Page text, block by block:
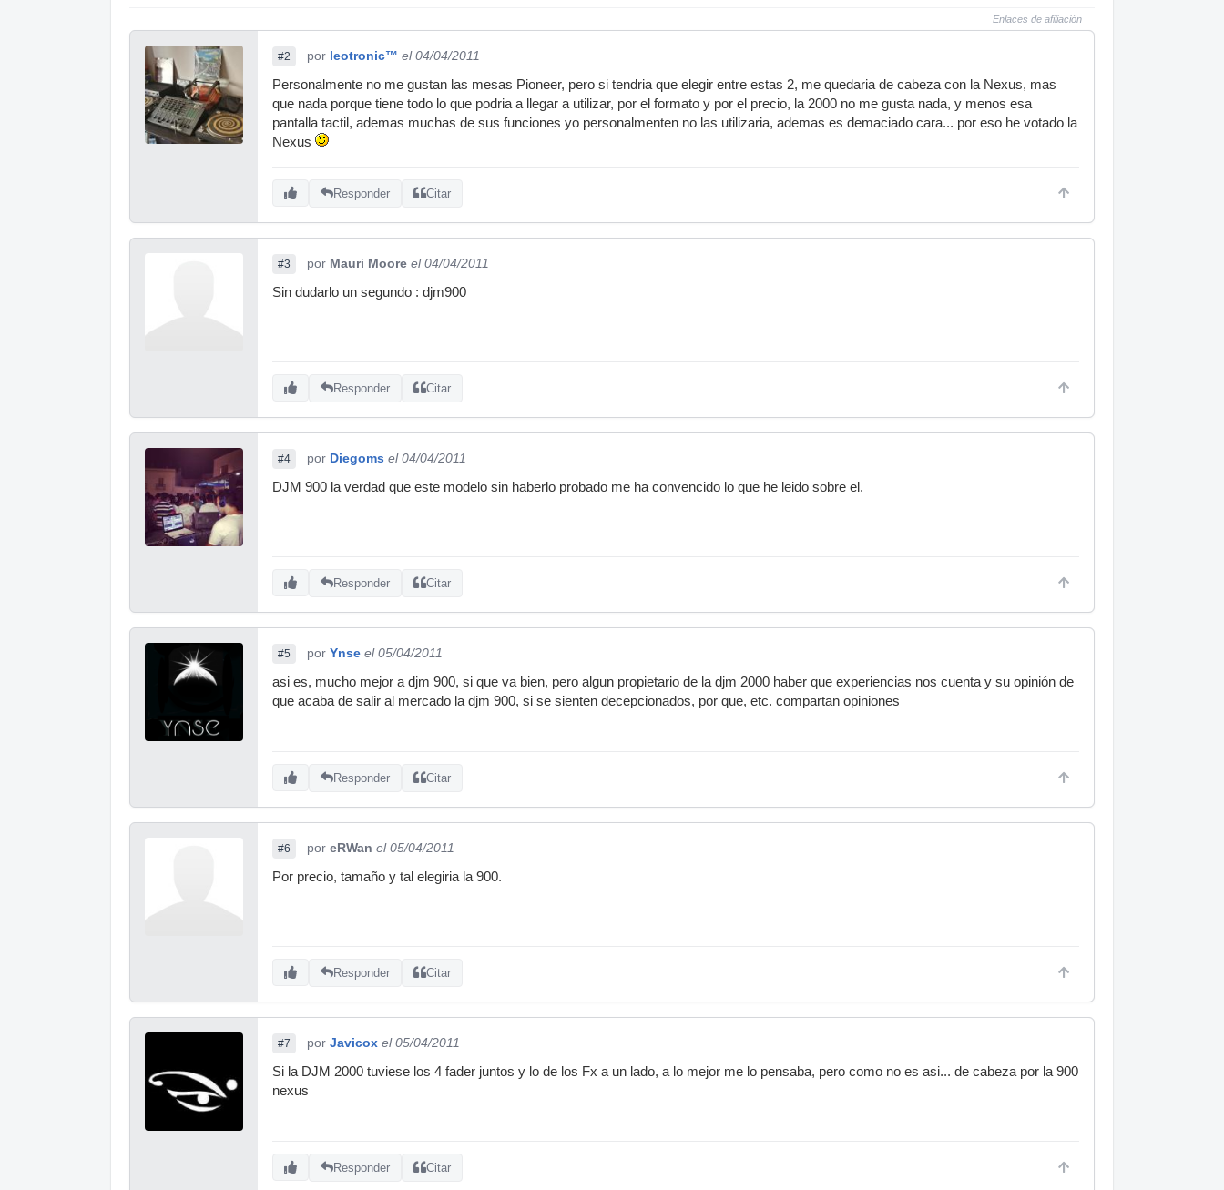
Enlaces de afiliación
#2 por leotronic™ el 04/04/2011
Personalmente no me gustan las mesas Pioneer, pero si tendria que elegir entre estas 2, me quedaria de cabeza con la Nexus, mas
que nada porque tiene todo lo que podria a llegar a utilizar, por el formato y por el precio, la 2000 no me gusta nada, y menos esa
pantalla tactil, ademas muchas de sus funciones yo personalmenten no las utilizaria, ademas es demaciado cara... por eso he votado la
Nexus
Responder Citar
#3 por Mauri Moore el 04/04/2011
Sin dudarlo un segundo : djm900
Responder Citar
#4 por Diegoms el 04/04/2011
DJM 900 la verdad que este modelo sin haberlo probado me ha convencido lo que he leido sobre el.
Responder Citar
#5 por Ynse el 05/04/2011
asi es, mucho mejor a djm 900, si que va bien, pero algun propietario de la djm 2000 haber que experiencias nos cuenta y su opinión de
que acaba de salir al mercado la djm 900, si se sienten decepcionados, por que, etc. compartan opiniones
Responder Citar
#6 por eRWan el 05/04/2011
Por precio, tamaño y tal elegiria la 900.
Responder Citar
#7 por Javicox el 05/04/2011
Si la DJM 2000 tuviese los 4 fader juntos y lo de los Fx a un lado, a lo mejor me lo pensaba, pero como no es asi... de cabeza por la 900
nexus
Responder Citar